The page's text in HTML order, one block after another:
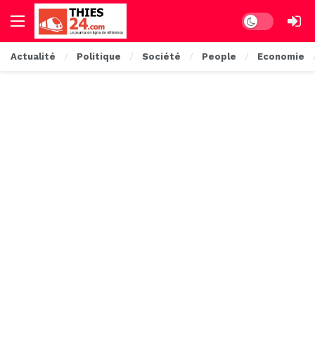
Dark mode
Actualité Politique Société People Economie